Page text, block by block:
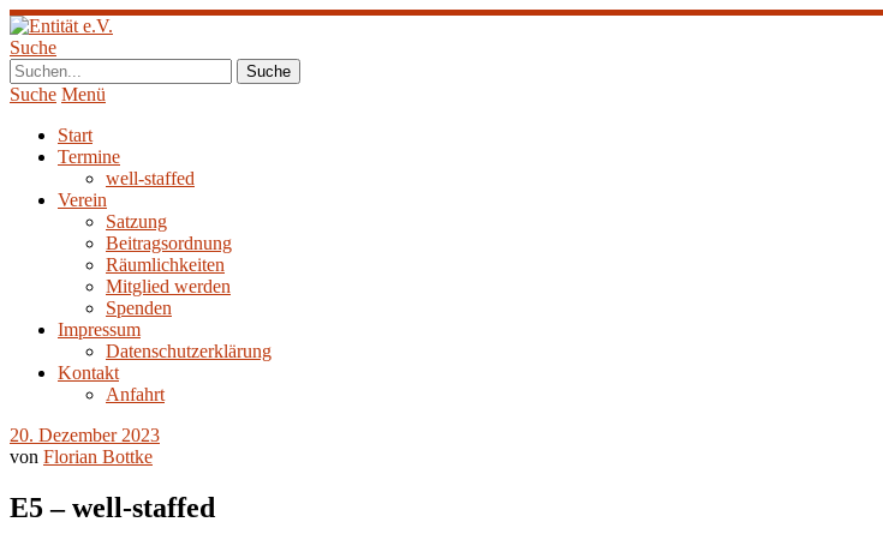
Suche
Suche Menü
Start
Termine
well-staffed
Verein
Satzung
Beitragsordnung
Räumlichkeiten
Mitglied werden
Spenden
Impressum
Datenschutzerklärung
Kontakt
Anfahrt
20. Dezember 2023
von Florian Bottke
E5 – well-staffed